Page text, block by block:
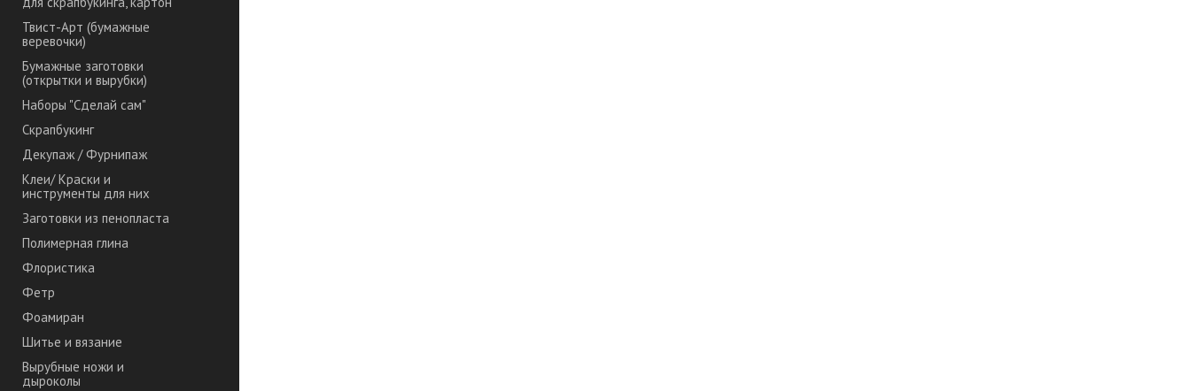
Твист-Арт (бумажные
веревочки)
Бумажные заготовки
(открытки и вырубки)
Наборы "Сделай сам"
Скрапбукинг
Декупаж / Фурнипаж
Клеи/ Краски и
инструменты для них
Заготовки из пенопласта
Полимерная глина
Флористика
Фетр
Фоамиран
Шитье и вязание
Вырубные ножи и
дыроколы